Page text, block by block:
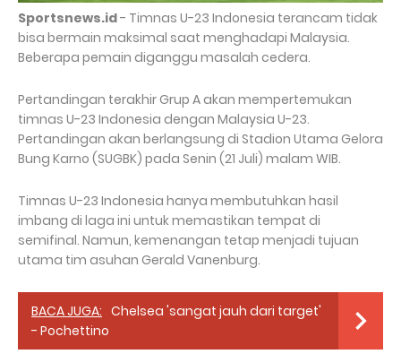
Sportsnews.id- Timnas U-23 Indonesia terancam tidak
bisa bermain maksimal saat menghadapi Malaysia.
Beberapa pemain diganggu masalah cedera.
Pertandingan terakhir Grup A akan mempertemukan
timnas U-23 Indonesia dengan Malaysia U-23.
Pertandingan akan berlangsung di Stadion Utama Gelora
Bung Karno (SUGBK) pada Senin (21 Juli) malam WIB.
Timnas U-23 Indonesia hanya membutuhkan hasil
imbang di laga ini untuk memastikan tempat di
semifinal. Namun, kemenangan tetap menjadi tujuan
utama tim asuhan Gerald Vanenburg.
BACA JUGA: Chelsea 'sangat jauh dari target'
- Pochettino